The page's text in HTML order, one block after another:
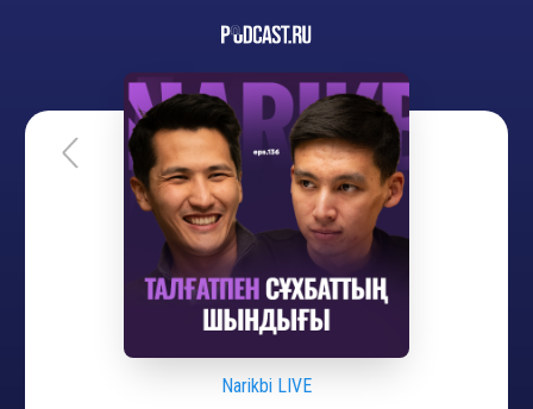
Narikbi LIVE